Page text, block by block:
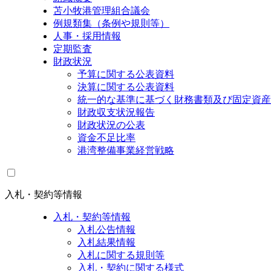
苫小牧港管理組合議会
例規類集（条例や規則等）
人事・採用情報
定期監査
財政状況
予算に関する公表資料
決算に関する公表資料
統一的な基準に基づく財務書類及び固定資
財政収支状況報告
財政状況の公表
資金不足比率
港湾整備事業経営戦略
入札・契約等情報
入札・契約等情報
入札公告情報
入札結果情報
入札に関する規則等
入札・契約に関する様式